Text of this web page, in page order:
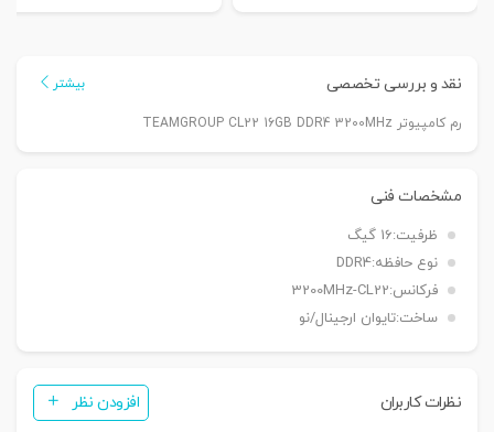
نقد و بررسی تخصصی بیشتر
رم کامپیوتر TEAMGROUP CL22 16GB DDR4 3200MHz
مشخصات فنی
ظرفیت:16 گیگ
نوع حافظه:DDR4
فرکانس:3200MHz-CL22
ساخت:تایوان ارجینال/نو
نظرات کاربران افزودن نظر